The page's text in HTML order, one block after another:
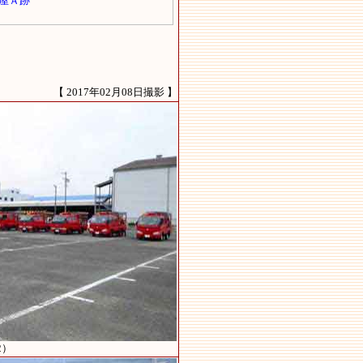
【 2017年02月08日撮影 】